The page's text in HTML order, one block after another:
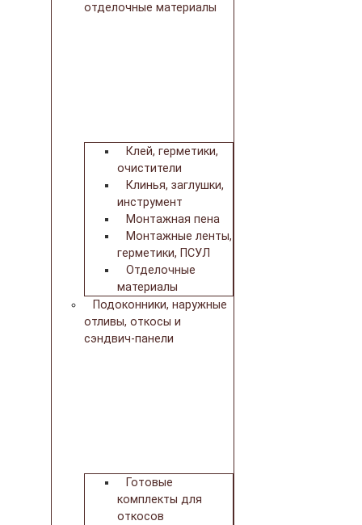
отделочные материалы
Клей, герметики,
очистители
Клинья, заглушки,
инструмент
Монтажная пена
Монтажные ленты,
герметики, ПСУЛ
Отделочные
материалы
Подоконники, наружные
отливы, откосы и
сэндвич-панели
Готовые
комплекты для
откосов